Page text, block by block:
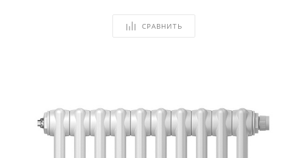
СРАВНИТЬ